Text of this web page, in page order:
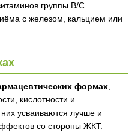
группы B/C.
с железом, кальцием или
формах
кислотности и
усваиваются лучше и
со стороны ЖКТ.